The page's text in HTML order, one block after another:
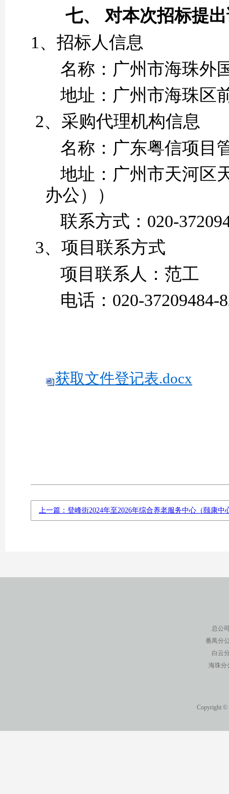
七、 对本次招标提
1、 招标人信息
名称： 广州市海珠外
地址： 广州市海珠区
2、采购代理机构信息
名称： 广东粤信项目
地址： 广州市天河区
办公））
联系方式： 020-
3、项目联系方式
项目联系人： 范工
电话： 020-37209484-8
获取文件登记表.docx
上一篇：登峰街2024年至2026年综合养老服务中心（颐康
总公
番禺分
白云
海珠分
Copyright ©